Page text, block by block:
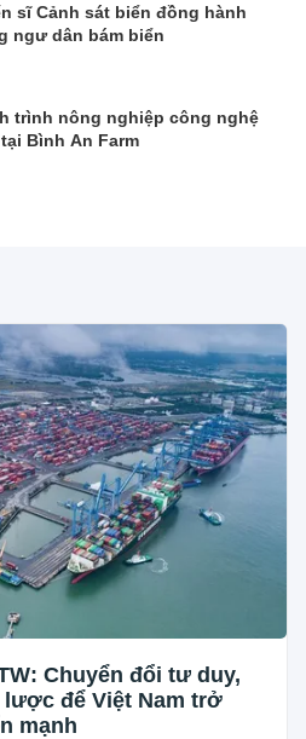
sĩ Cảnh sát biển đồng hành
ngư dân bám biển
trình nông nghiệp công nghệ
Bình An Farm
Chuyển đổi tư duy,
để Việt Nam trở
mạnh